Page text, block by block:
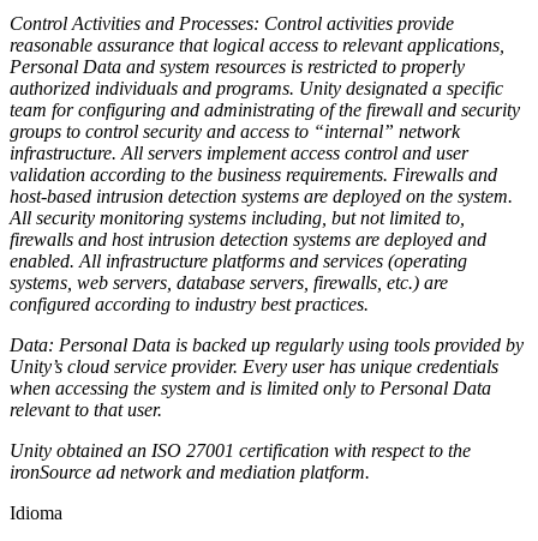
Control Activities and Processes: Control activities provide
reasonable assurance that logical access to relevant applications,
Personal Data and system resources is restricted to properly
authorized individuals and programs. Unity designated a specific
team for configuring and administrating of the firewall and security
groups to control security and access to “internal” network
infrastructure. All servers implement access control and user
validation according to the business requirements. Firewalls and
host-based intrusion detection systems are deployed on the system.
All security monitoring systems including, but not limited to,
firewalls and host intrusion detection systems are deployed and
enabled. All infrastructure platforms and services (operating
systems, web servers, database servers, firewalls, etc.) are
configured according to industry best practices.
Data: Personal Data is backed up regularly using tools provided by
Unity’s cloud service provider. Every user has unique credentials
when accessing the system and is limited only to Personal Data
relevant to that user.
Unity obtained an ISO 27001 certification with respect to the
ironSource ad network and mediation platform.
Idioma